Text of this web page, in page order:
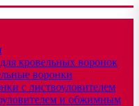
кровельных воронок
воронки
с листвоуловителем
и обжимным